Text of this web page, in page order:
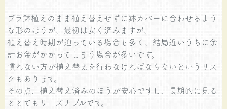
プラ鉢植えのまま植え替えせずに鉢カバーに合わせるよう
な形のほうが、最初は安く済みますが、
植え替え時期が迫っている場合も多く、結局近いうちに余
計お金がかかってしまう場合が多いです。
慣れない方が植え替えを行わなければならないというリス
クもあります。
その点、植え替え済みのほうが安心ですし、長期的に見る
ととてもリーズナブルです。